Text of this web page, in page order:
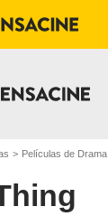
Películas de Drama